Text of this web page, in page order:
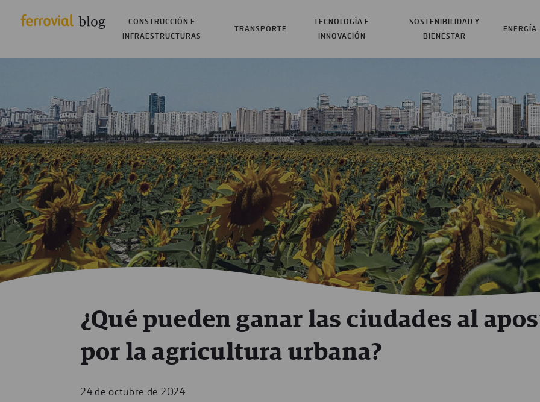
CONSTRUCCIÓN E
INFRAESTRUCTURAS
TRANSPORTE
TECNOLOGÍA E
INNOVACIÓN
SOSTENIBILIDAD Y
BIENESTAR
ENERGÍA
¿Qué pueden ganar las ciudades al
por la agricultura urbana?
24 de octubre de 2024